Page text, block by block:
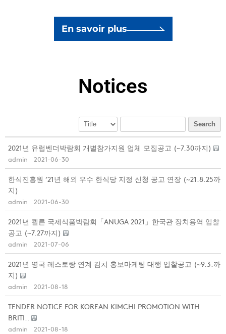
En savoir plus
Notices
Search
2021년 유럽벤더박람회 개별참가지원 업체 모집공고 (~7.30까지)
admin 2021-06-30
한식진흥원 ’21년 해외 우수 한식당 지정 신청 공고 연장 (~21.8.25까
지)
admin 2021-06-30
2021년 쾰른 국제식품박람회「ANUGA 2021」한국관 장치용역 입찰
공고 (~7.27까지)
admin 2021-07-06
2021년 영국 레스토랑 연계 김치 홍보마케팅 대행 입찰공고 (~9.3.까
지)
admin 2021-08-18
TENDER NOTICE FOR KOREAN KIMCHI PROMOTION WITH
BRITI..
admin 2021-08-18